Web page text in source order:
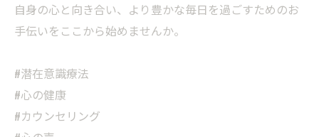
自身の心と向き合い、より豊かな毎日を過ごすためのお
手伝いをここから始めませんか。
#潜在意識療法
#心の健康
#カウンセリング